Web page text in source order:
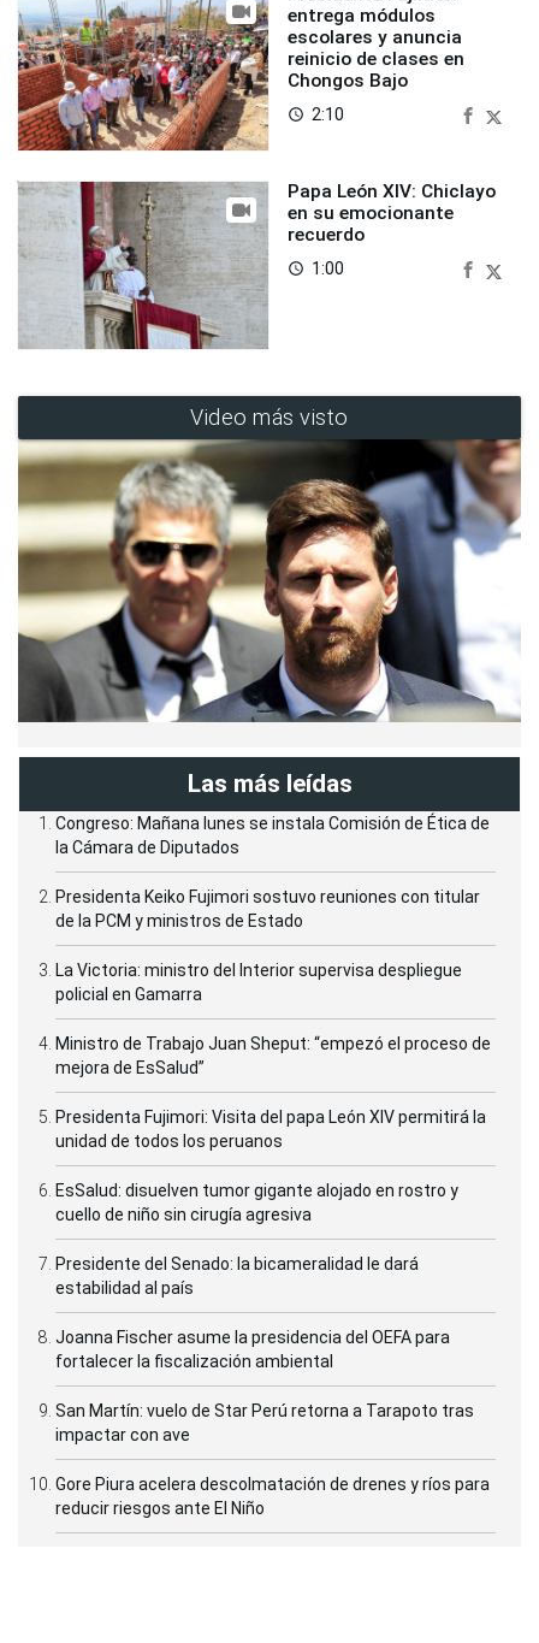
entrega módulos
escolares y anuncia
reinicio de clases en
Chongos Bajo
access_time 2:10
Papa León XIV: Chiclayo
en su emocionante
recuerdo
access_time 1:00
Video más visto
Las más leídas
Congreso: Mañana lunes se instala Comisión de Ética de
la Cámara de Diputados
Presidenta Keiko Fujimori sostuvo reuniones con titular
de la PCM y ministros de Estado
La Victoria: ministro del Interior supervisa despliegue
policial en Gamarra
Ministro de Trabajo Juan Sheput: “empezó el proceso de
mejora de EsSalud”
Presidenta Fujimori: Visita del papa León XIV permitirá la
unidad de todos los peruanos
EsSalud: disuelven tumor gigante alojado en rostro y
cuello de niño sin cirugía agresiva
Presidente del Senado: la bicameralidad le dará
estabilidad al país
Joanna Fischer asume la presidencia del OEFA para
fortalecer la fiscalización ambiental
San Martín: vuelo de Star Perú retorna a Tarapoto tras
impactar con ave
Gore Piura acelera descolmatación de drenes y ríos para
reducir riesgos ante El Niño